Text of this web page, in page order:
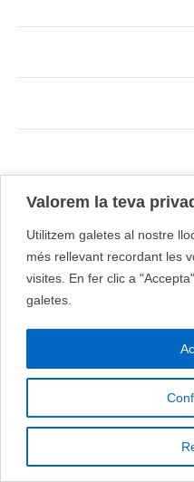
Valorem la teva
Utilitzem galetes al nostre
més rellevant recordant les
visites. En fer clic a
galetes.